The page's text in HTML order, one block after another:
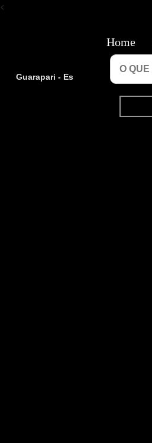
<
Guarapari - Es
Home